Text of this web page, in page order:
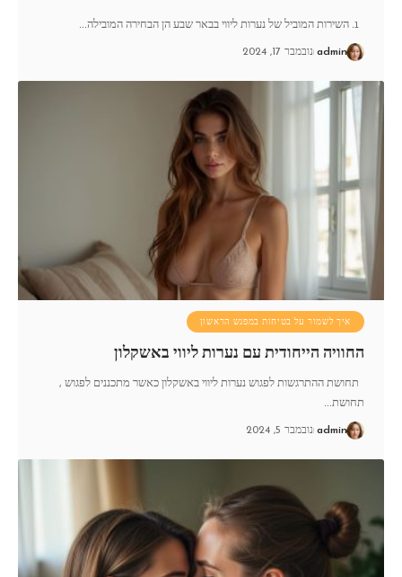
…
admin נובמבר 17, 2024
איך לשמור על בטיחות במפגש הראשון
החוויה הייחודית עם נערות ליווי באשקלון
תחושת ההתרגשות לפגוש נערות ליווי באשקלון כאשר מתכננים לפגוש ,
תחושת…
admin נובמבר 5, 2024